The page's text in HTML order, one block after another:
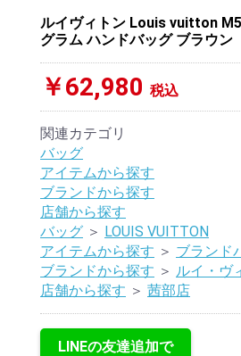
ルイヴィトン Louis vuitton
グラム ハンドバッグ ブラウン
￥62,980 税込
関連カテゴリ
バッグ
アイテムから探す
ブランドから探す
店舗から探す
バッグ ＞ LOUIS VUITTON
アイテムから探す ＞ ブランド
ブランドから探す ＞ ルイ・ヴ
店舗から探す ＞ 茜部店
LINEの友達追加で